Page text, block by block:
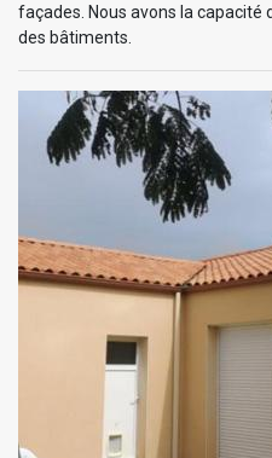
façades. Nous avons la
des bâtiments.